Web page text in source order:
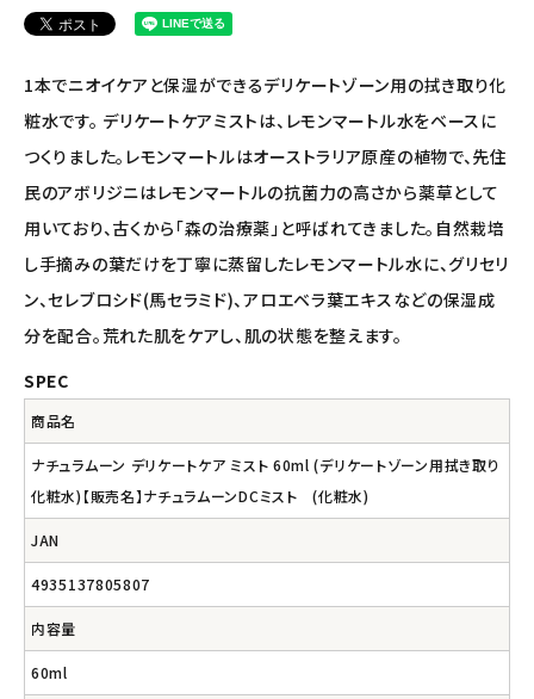
1本でニオイケアと保湿ができるデリケートゾーン用の拭き取り化
粧水です。 デリケートケアミストは、レモンマートル水をベースに
つくりました。レモンマートルはオーストラリア原産の植物で、先住
民のアボリジニはレモンマートルの抗菌力の高さから薬草として
用いており、古くから「森の治療薬」と呼ばれてきました。自然栽培
し手摘みの葉だけを丁寧に蒸留したレモンマートル水に、グリセリ
ン、セレブロシド(馬セラミド)、アロエベラ葉エキスなどの保湿成
分を配合。荒れた肌をケアし、肌の状態を整えます。
SPEC
商品名
ナチュラムーン デリケートケア ミスト 60ml (デリケートゾーン用拭き取り
化粧水)【販売名】ナチュラムーンDCミスト (化粧水)
JAN
4935137805807
内容量
60ml